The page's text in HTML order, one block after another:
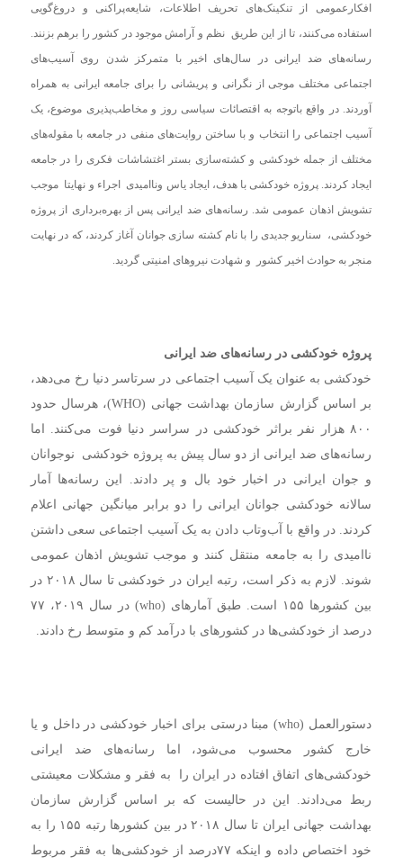
افکارعمومی از تنکینک‌های تحریف اطلاعات، شایعه‌پراکنی و دروغ‌گویی
استفاده می‌کنند، تا از این طریق نظم و آرامش موجود در کشور را برهم بزنند.
رسانه‌های ضد ایرانی در سال‌های اخیر با متمرکز شدن روی آسیب‌های
اجتماعی مختلف موجی از نگرانی و پریشانی را برای جامعه ایرانی به همراه
آوردند. در واقع باتوجه به اقتصائات سیاسی روز و‌ مخاطب‌پذیری موضوع، یک
آسیب اجتماعی را انتخاب و با ساختن روایت‌های منفی در جامعه با مقوله‌های
مختلف از جمله خودکشی و کشته‌سازی بستر اغتشاشات فکری را در جامعه
ایجاد کردند. پروژه خودکشی با هدف، ایجاد یاس و‌ناامیدی اجراء و نهایتا موجب
تشویش اذهان عمومی شد. رسانه‌های ضد ایرانی پس از بهره‌برداری از پروژه
خودکشی، سناریو جدیدی را با نام کشته سازی جوانان آغاز کردند، که در نهایت
منجر به حوادث اخیر کشور و شهادت نیروهای امنیتی گردید.
پروژه خودکشی در رسانه‌های ضد ایرانی
خودکشی به عنوان یک آسیب اجتماعی در سرتاسر دنیا رخ می‌دهد،
بر اساس گزارش سازمان بهداشت جهانی (WHO)، هرسال حدود
۸۰۰ هزار نفر براثر خودکشی در سراسر دنیا فوت می‌کنند. اما
رسانه‌های ضد ایرانی از دو سال پیش به پروژه خودکشی‌ نوجوانان
و جوان ایرانی در اخبار خود بال و پر دادند. این رسانه‌ها آمار
سالانه خودکشی جوانان ایرانی را دو برابر میانگین جهانی اعلام
کردند. در واقع با آب‌وتاب دادن به یک آسیب اجتماعی سعی داشتن
ناامیدی را به جامعه منتقل کنند و موجب تشویش اذهان عمومی
شوند. لازم به ذکر است، رتبه ایران در خودکشی تا سال ۲۰۱۸ در
بین کشورها ۱۵۵ است. طبق آمارهای (who) در سال ۲۰۱۹، ۷۷
درصد از خودکشی‌ها در کشورهای با درآمد کم و متوسط رخ دادند.
دستورالعمل (who) مبنا درستی برای اخبار خودکشی در داخل و یا
خارج کشور محسوب می‌شود، اما رسانه‌های ضد ایرانی
خودکشی‌های اتفاق افتاده در ایران را به فقر و مشکلات معیشتی
ربط می‌دادند. این در حالیست که بر اساس گزارش سازمان
بهداشت جهانی ایران تا سال ۲۰۱۸ در بین کشورها رتبه ۱۵۵ را به
خود اختصاص داده و اینکه ۷۷درصد از خودکشی‌ها به فقر مربوط